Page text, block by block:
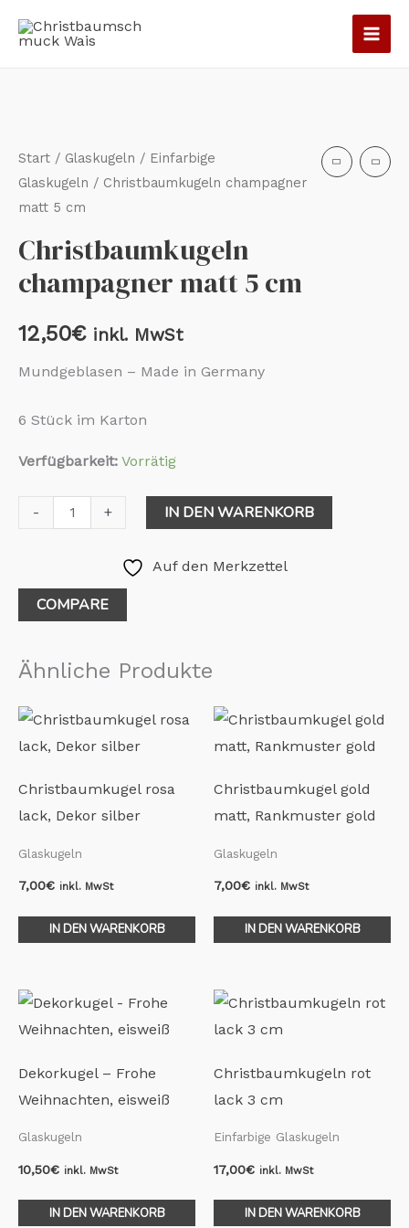
Inhalt
Start / Glaskugeln / Einfarbige
Glaskugeln / Christbaumkugeln champagner
matt 5 cm
Christbaumkugeln
champagner matt 5 cm
12,50€ inkl. MwSt
Mundgeblasen – Made in Germany
6 Stück im Karton
Verfügbarkeit: Vorrätig
-
matt
5
cm
+ IN DEN WARENKORB
Auf den Merkzettel
COMPARE
Ähnliche Produkte
Christbaumkugel rosa
lack, Dekor silber
Glaskugeln
7,00€ inkl. MwSt
IN DEN WARENKORB
Christbaumkugel gold
matt, Rankmuster gold
Glaskugeln
7,00€ inkl. MwSt
IN DEN WARENKORB
Dekorkugel – Frohe
Weihnachten, eisweiß
Glaskugeln
10,50€ inkl. MwSt
IN DEN WARENKORB
Christbaumkugeln rot
lack 3 cm
Einfarbige Glaskugeln
17,00€ inkl. MwSt
IN DEN WARENKORB